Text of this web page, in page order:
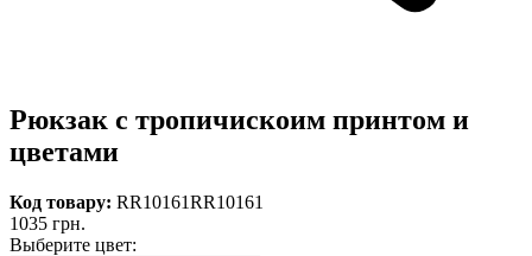
Рюкзак с тропичискоим принтом и
цветами
Код товару: RR10161RR10161
1035 грн.
Выберите цвет: